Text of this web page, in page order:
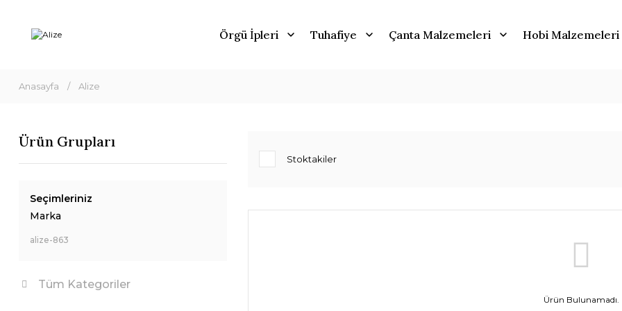
Örgü İpleri Tuhafiye Çanta Malzemeleri Hobi Malzemeleri
Anasayfa Alize
Ürün Grupları
Seçimleriniz
Marka
alize-863
Tüm Kategoriler
Stoktakiler
Ürün Bulunamadı.